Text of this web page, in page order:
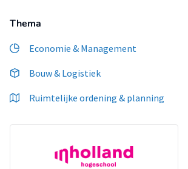
Thema
Economie & Management
Bouw & Logistiek
Ruimtelijke ordening & planning